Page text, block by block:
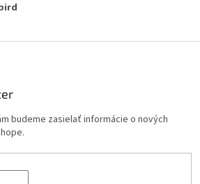
budeme zasielať informácie o nových